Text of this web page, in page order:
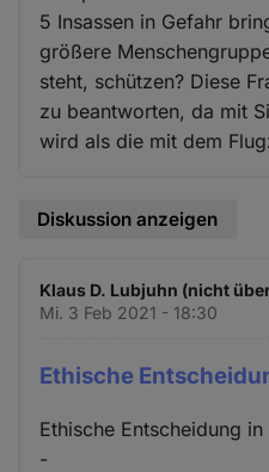
5 Insassen in Gefahr
größere
steht, schützen? Diese
zu beantworten, da mit
wird als die mit dem
Diskussion anzeigen
Klaus D. Lubjuhn (nicht
Mi. 3 Feb 2021 - 18:30
Ethische
Ethische Entscheidung
-